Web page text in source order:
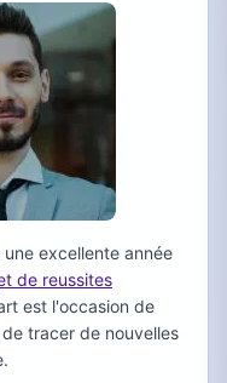
excellente année
de reussites
est l'occasion de
tracer de nouvelles